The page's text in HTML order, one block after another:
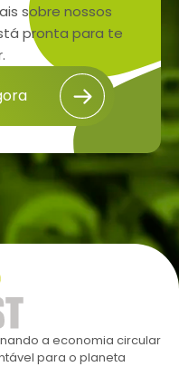
sobre nossos
pronta para te
a economia circular
para o planeta